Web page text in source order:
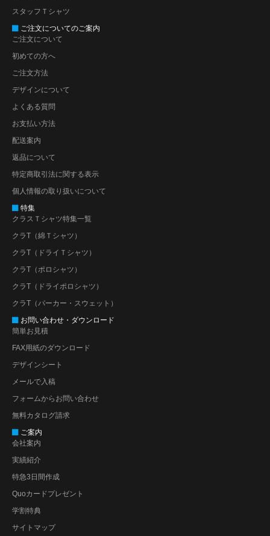
スタッフＴシャツ
ご注文についてのご案内
ご注文について
初めての方へ
ご注文方法
デザインについて
よくある質問
お支払い方法
配送案内
返品について
特定商取引法に関する表示
個人情報の取り扱いについて
特集
クラスＴシャツ特集一覧
クラT（綿Ｔシャツ）
クラT（ドライＴシャツ）
クラT（ポロシャツ）
クラT（ドライポロシャツ）
クラT（パーカー・スウェット）
お問い合わせ・ダウンロード
簡単お見積
FAX用紙のダウンロード
デザインシート
メールで入稿
フォームからお問い合わせ
無料カタログ請求
ご案内
会社案内
実績紹介
特急3日間作成
Quoカードプレゼント
学割特典
サイトマップ